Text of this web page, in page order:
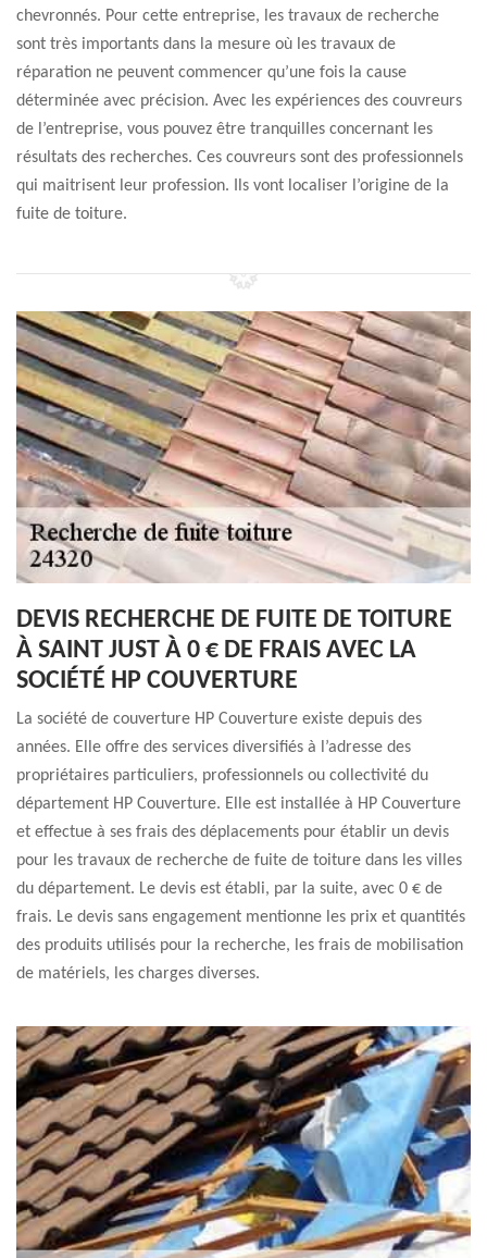
chevronnés. Pour cette entreprise, les travaux de recherche
sont très importants dans la mesure où les travaux de
réparation ne peuvent commencer qu’une fois la cause
déterminée avec précision. Avec les expériences des couvreurs
de l’entreprise, vous pouvez être tranquilles concernant les
résultats des recherches. Ces couvreurs sont des professionnels
qui maitrisent leur profession. Ils vont localiser l’origine de la
fuite de toiture.
DEVIS RECHERCHE DE FUITE DE TOITURE
À SAINT JUST À 0 € DE FRAIS AVEC LA
SOCIÉTÉ HP COUVERTURE
La société de couverture HP Couverture existe depuis des
années. Elle offre des services diversifiés à l’adresse des
propriétaires particuliers, professionnels ou collectivité du
département HP Couverture. Elle est installée à HP Couverture
et effectue à ses frais des déplacements pour établir un devis
pour les travaux de recherche de fuite de toiture dans les villes
du département. Le devis est établi, par la suite, avec 0 € de
frais. Le devis sans engagement mentionne les prix et quantités
des produits utilisés pour la recherche, les frais de mobilisation
de matériels, les charges diverses.